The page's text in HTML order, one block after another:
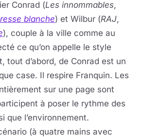
Conrad (Les innommables,
blanche) et Wilbur (RAJ,
), couple à la ville comme au
ce qu’on appelle le style
tout d’abord, de Conrad est un
case. Il respire Franquin. Les
sur une page sont
à poser le rythme des
que l’environnement.
(à quatre mains avec